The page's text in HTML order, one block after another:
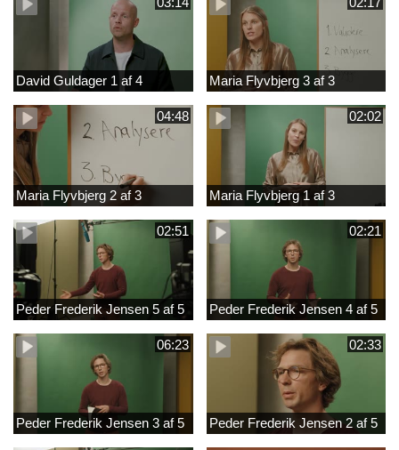
David Guldager 1 af 4 Maria Flyvbjerg 3 af 3
04:48
Maria Flyvbjerg 2 af 3
02:02
Maria Flyvbjerg 1 af 3
02:51
Peder Frederik Jensen 5 af 5
02:21
Peder Frederik Jensen 4 af 5
06:23
Peder Frederik Jensen 3 af 5
02:33
Peder Frederik Jensen 2 af 5